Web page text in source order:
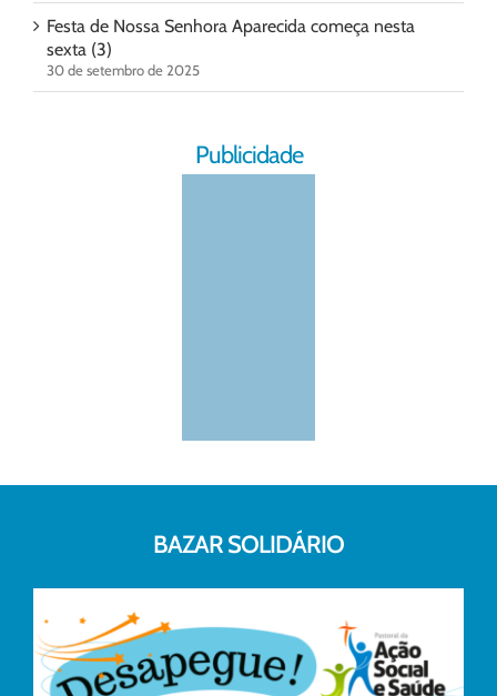
Festa de Nossa Senhora Aparecida começa nesta
sexta (3)
30 de setembro de 2025
Publicidade
BAZAR SOLIDÁRIO